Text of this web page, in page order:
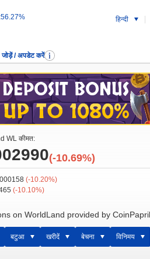
56.27% हिन्दी
जोड़ें / अपडेट करें
WL कीमत:
(-10.69%)
(-10.20%)
(-10.10%)
on WorldLand provided by
बटुआ खरीदें बेचना विनिमय